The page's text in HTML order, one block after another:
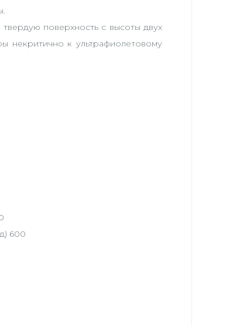
поверхность с высоты двух
некритично к ультрафиолетовому
600